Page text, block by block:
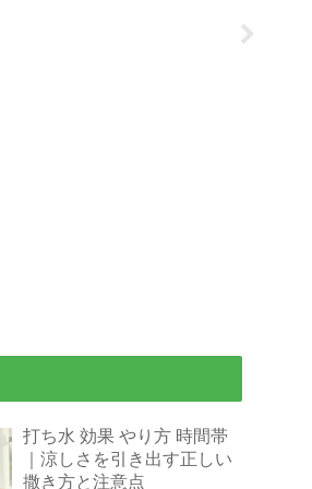
打ち水 効果 やり方 時間帯
｜涼しさを引き出す正しい
撒き方と注意点